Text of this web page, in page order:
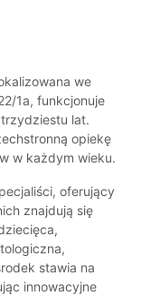
we
1a, funkcjonuje
lat.
opiekę
w każdym wieku.
oferujący
znajdują się
stawia na
innowacyjne